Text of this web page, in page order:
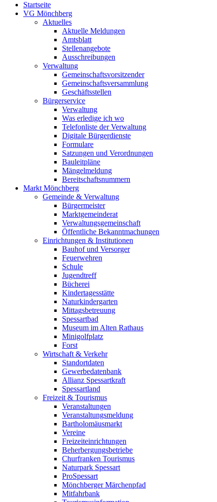
Startseite
VG Mönchberg
Aktuelles
Aktuelle Meldungen
Amtsblatt
Stellenangebote
Ausschreibungen
Verwaltung
Gemeinschaftsvorsitzender
Gemeinschaftsversammlung
Geschäftsstellen
Bürgerservice
Verwaltung
Was erledige ich wo
Telefonliste der Verwaltung
Digitale Bürgerdienste
Formulare
Satzungen und Verordnungen
Bauleitpläne
Mängelmeldung
Bereitschaftsnummern
Markt Mönchberg
Gemeinde & Verwaltung
Bürgermeister
Marktgemeinderat
Verwaltungsgemeinschaft
Öffentliche Bekanntmachungen
Einrichtungen & Institutionen
Bauhof und Versorger
Feuerwehren
Schule
Jugendtreff
Bücherei
Kindertagesstätte
Naturkindergarten
Mittagsbetreuung
Spessartbad
Museum im Alten Rathaus
Minigolfplatz
Forst
Wirtschaft & Verkehr
Standortdaten
Gewerbedatenbank
Allianz Spessartkraft
Spessartland
Freizeit & Tourismus
Veranstaltungen
Veranstaltungsmeldung
Bartholomäusmarkt
Vereine
Freizeiteinrichtungen
Beherbergungsbetriebe
Churfranken Tourismus
Naturpark Spessart
ProSpessart
Mönchberger Märchenpfad
Mitfahrbank